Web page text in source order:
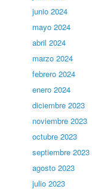
junio 2024
mayo 2024
abril 2024
marzo 2024
febrero 2024
enero 2024
diciembre 2023
noviembre 2023
octubre 2023
septiembre 2023
agosto 2023
julio 2023